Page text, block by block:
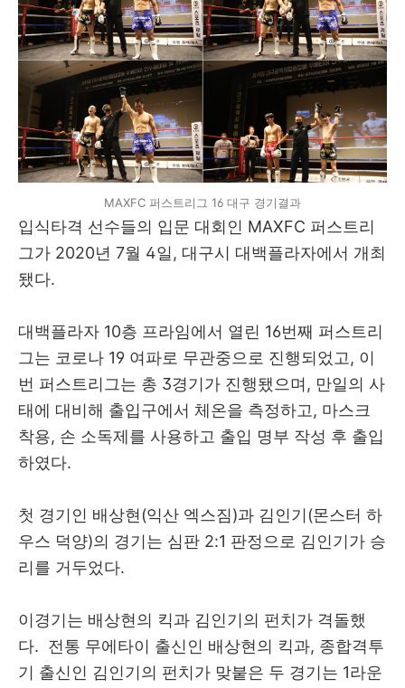
MAXFC 퍼스트리그 16 대구 경기결과
입식타격 선수들의 입문 대회인 MAXFC 퍼스트리
그가 2020년 7월 4일, 대구시 대백플라자에서 개최
됐다.
대백플라자 10층 프라임에서 열린 16번째 퍼스트리
그는 코로나 19 여파로 무관중으로 진행되었고, 이
번 퍼스트리그는 총 3경기가 진행됐으며, 만일의 사
태에 대비해 출입구에서 체온을 측정하고, 마스크
착용, 손 소독제를 사용하고 출입 명부 작성 후 출입
하였다.
첫 경기인 배상현(익산 엑스짐)과 김인기(몬스터 하
우스 덕양)의 경기는 심판 2:1 판정으로 김인기가 승
리를 거두었다.
이경기는 배상현의 킥과 김인기의 펀치가 격돌했
다. 전통 무에타이 출신인 배상현의 킥과, 종합격투
기 출신인 김인기의 펀치가 맞붙은 두 경기는 1라운